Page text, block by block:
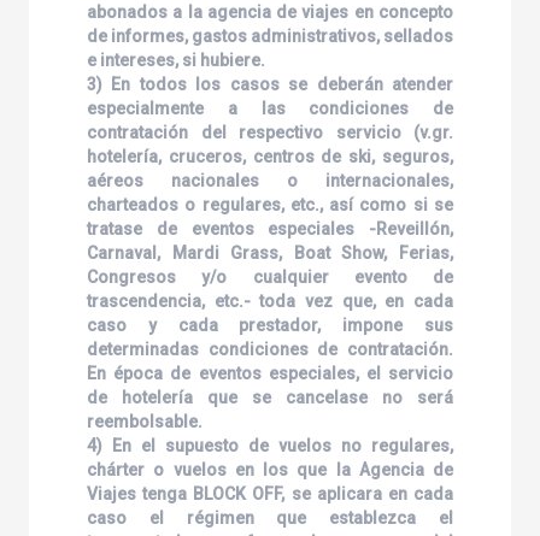
abonados a la agencia de viajes en concepto
de informes, gastos administrativos, sellados
e intereses, si hubiere.
3) En todos los casos se deberán atender
especialmente a las condiciones de
contratación del respectivo servicio (v.gr.
hotelería, cruceros, centros de ski, seguros,
aéreos nacionales o internacionales,
charteados o regulares, etc., así como si se
tratase de eventos especiales -Reveillón,
Carnaval, Mardi Grass, Boat Show, Ferias,
Congresos y/o cualquier evento de
trascendencia, etc.- toda vez que, en cada
caso y cada prestador, impone sus
determinadas condiciones de contratación.
En época de eventos especiales, el servicio
de hotelería que se cancelase no será
reembolsable.
4) En el supuesto de vuelos no regulares,
chárter o vuelos en los que la Agencia de
Viajes tenga BLOCK OFF, se aplicara en cada
caso el régimen que establezca el